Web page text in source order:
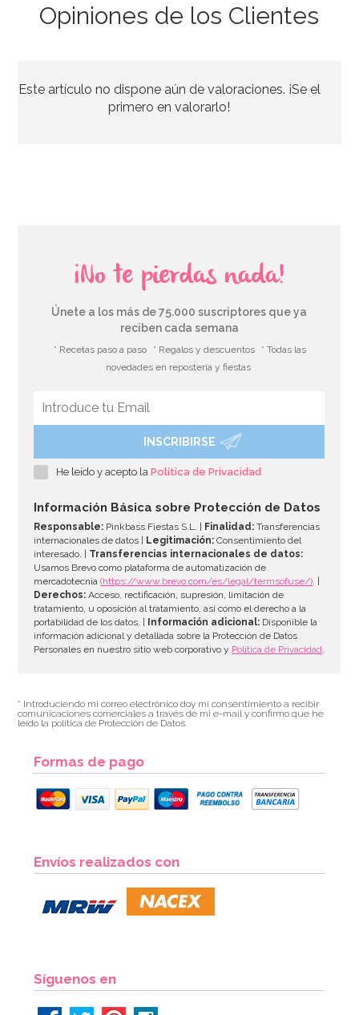
37,95€ 33,39€
Bombona de Helio para Globos Maxi
AÑADIR
Opiniones de los Clientes
Este artículo no dispone aún de valoraciones. ¡Se el
primero en valorarlo!
¡No te pierdas nada!
Únete a los más de 75.000 suscriptores que ya
reciben cada semana
* Recetas paso a paso * Regalos y descuentos
* Todas las
novedades en repostería y fiestas
INSCRIBIRSE
He leído y acepto laPolítica de Privacidad
Información Básica sobre Protección de Datos
Responsable: Pinkbass Fiestas S.L. | Finalidad: Transferencias
internacionales de datos |
Legitimación: Consentimiento del
interesado. | Transferencias internacionales de datos:
Usamos Brevo como plataforma de automatización de
mercadotecnia(https://www.brevo.com/es/legal/termsofuse/). |
Derechos: Acceso, rectificación, supresión, limitación de
tratamiento, u oposición al tratamiento, así como el derecho a la
portabilidad de los datos. |
Información adicional: Disponible la
información adicional y detallada sobre la Protección de Datos
Personales en nuestro sitio web corporativo y Política de Privacidad.
* Introduciendo mi correo electrónico doy mi consentimiento a recibir
comunicaciones comerciales a través de mi e-mail y confirmo que he
leído la política de Protección de Datos.
Formas de pago
Envíos realizados con
Síguenos en